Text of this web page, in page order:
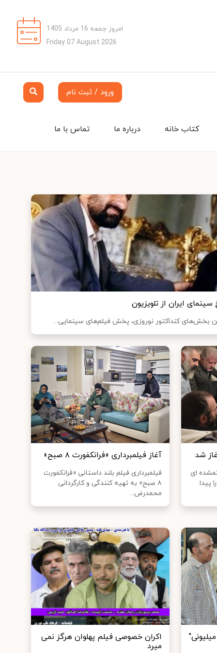
امروز جمعه 16 مرداد 1405
Friday 07 August 2026
ورود / ثبت نام
تماس با ما درباره ما کتاب خانه
ایران از تلویزیون
بخش‌های کنداکتور نوروزی، پخش فیلم‌های سینمایی...
شد
ای
پیدا
آغاز فیلمبرداری «فرانکفورت ۸ صبح»
فیلمبرداری فیلم بلند داستانی «فرانکفورت
۸ صبح» به تهیه کنندگی و کارگردانی
محمدرض...
اکران خصوصی فیلم پهلوان هرگز نمی
میرد